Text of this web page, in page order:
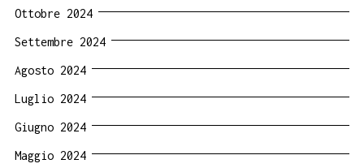
Ottobre 2024
Settembre 2024
Agosto 2024
Luglio 2024
Giugno 2024
Maggio 2024